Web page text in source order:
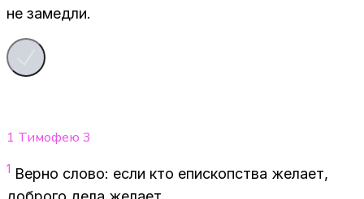
не за­мед­ли.
1 Тимофею 3
1 Вер­но сло­во: если кто епи­скоп­ства же­ла­ет,